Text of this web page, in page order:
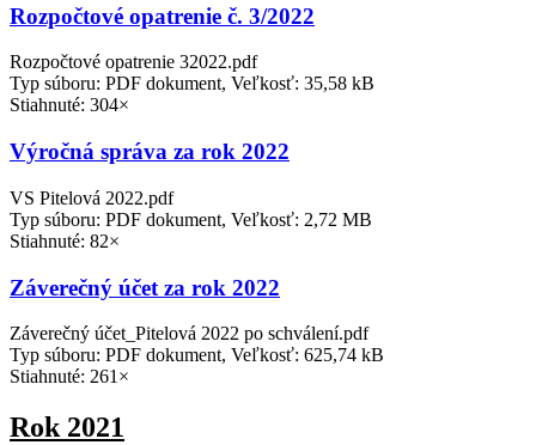
Rozpočtové opatrenie č. 3/2022
Rozpočtové opatrenie 32022.pdf
Typ súboru: PDF dokument, Veľkosť: 35,58 kB
Stiahnuté: 304×
Výročná správa za rok 2022
VS Pitelová 2022.pdf
Typ súboru: PDF dokument, Veľkosť: 2,72 MB
Stiahnuté: 82×
Záverečný účet za rok 2022
Záverečný účet_Pitelová 2022 po schválení.pdf
Typ súboru: PDF dokument, Veľkosť: 625,74 kB
Stiahnuté: 261×
Rok 2021